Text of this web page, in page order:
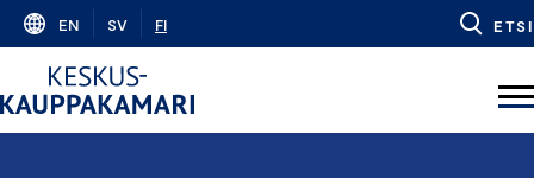
Skip
content
EN SV FI ETSI